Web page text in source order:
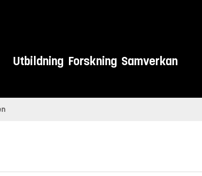
Utbildning Forskning Samverkan